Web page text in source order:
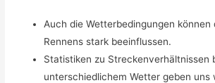
Auch die Wetterbedingungen können
Rennens stark beeinflussen.
Statistiken zu Streckenverhältnissen
unterschiedlichem Wetter geben uns